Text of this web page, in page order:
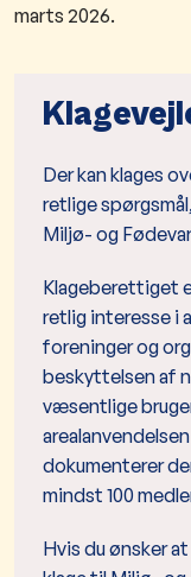
marts 2026.
Der kan klages
retlige
Miljø- og
Klageberettiget
retlig interesse i
foreninger og
beskyttelsen af
væsentlige
dokumenterer
mindst 100
Hvis du ønsker